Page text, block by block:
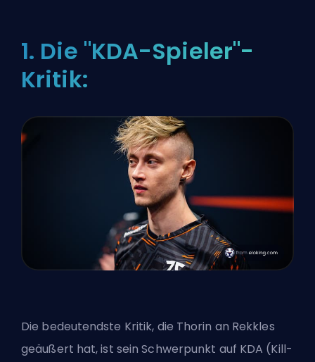
1. Die "KDA-Spieler"-
Kritik:
Die bedeutendste Kritik, die Thorin an Rekkles
geäußert hat, ist sein Schwerpunkt auf KDA (Kill-